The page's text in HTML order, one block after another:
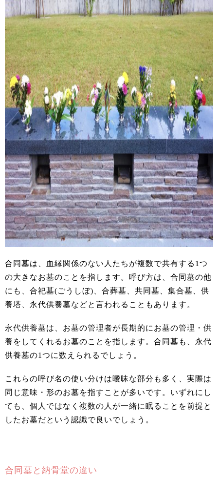
合同墓は、血縁関係のない人たちが複数で共有する1つ
の大きなお墓のことを指します。呼び方は、合同墓の他
にも、合祀墓(ごうしぼ)、合葬墓、共同墓、集合墓、供
養塔、永代供養墓などと言われることもあります。
永代供養墓は、お墓の管理者が長期的にお墓の管理・供
養をしてくれるお墓のことを指します。合同墓も、永代
供養墓の1つに数えられるでしょう。
これらの呼び名の使い分けは曖昧な部分も多く、実際は
同じ意味・形のお墓を指すことが多いです。いずれにし
ても、個人ではなく複数の人が一緒に眠ることを前提と
したお墓だという認識で良いでしょう。
合同墓と納骨堂の違い